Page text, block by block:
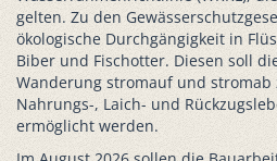
gelten. Zu den
ökologische Durchgängigkeit in
Biber und Fischotter. Diesen soll
Wanderung stromauf und
Nahrungs-, Laich- und
ermöglicht werden.